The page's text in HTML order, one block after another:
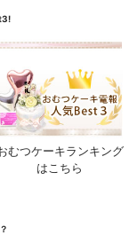
むつケーキランキング
はこちら